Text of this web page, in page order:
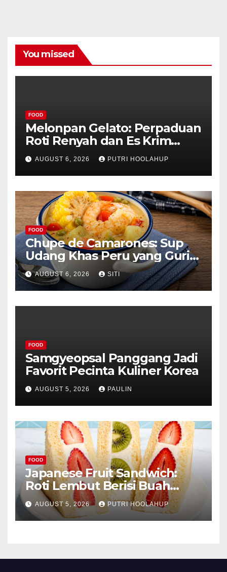
You missed
FOOD
Melonpan Gelato: Perpaduan
Roti Renyah dan Es Krim
Lembut yang Menggoda
AUGUST 6, 2026 PUTRI HOOLAHUP
FOOD
Chupe de Camarones: Sup
Udang Khas Peru yang Gurih
Lezat
AUGUST 6, 2026 SITI
FOOD
Samgyeopsal Panggang Jadi
Favorit Pecinta Kuliner Korea
AUGUST 5, 2026 PAULIN
FOOD
Japanese Fruit Sandwich:
Roti Lembut Berisi Buah
Segar yang Memikat Selera
AUGUST 5, 2026 PUTRI HOOLAHUP